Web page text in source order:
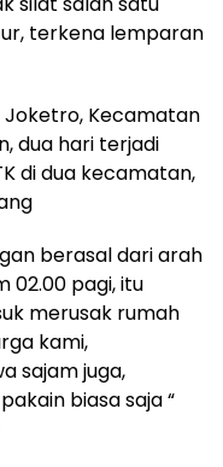
terkena lemparan
Joketro, Kecamatan
dua hari terjadi
di dua kecamatan,
berasal dari arah
02.00 pagi, itu
merusak rumah
kami,
sajam juga,
biasa saja “